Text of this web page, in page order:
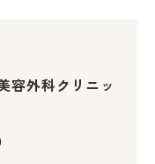
容外科クリニッ